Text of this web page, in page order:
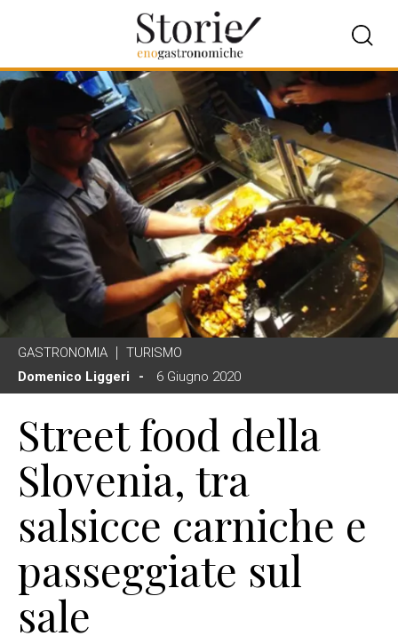
GASTRONOMIA
TURISMO
Domenico Liggeri
6 Giugno 2020
Street food della
Slovenia, tra
salsicce carniche e
passeggiate sul
sale